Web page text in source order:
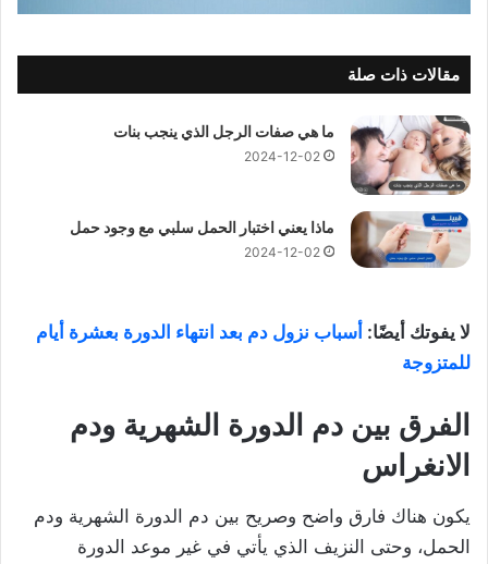
مقالات ذات صلة
ما هي صفات الرجل الذي ينجب بنات
2024-12-02
ماذا يعني اختبار الحمل سلبي مع وجود حمل
2024-12-02
لا يفوتك أيضًا: أسباب نزول دم بعد انتهاء الدورة بعشرة أيام
للمتزوجة
الفرق بين دم الدورة الشهرية ودم
الانغراس
يكون هناك فارق واضح وصريح بين دم الدورة الشهرية ودم
الحمل، وحتى النزيف الذي يأتي في غير موعد الدورة